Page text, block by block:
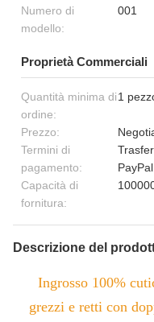
Numero di
modello:
001
Proprietà Commerciali
Quantità minima di
ordine:
1
Prezzo:
Termini di
pagamento:
PayPal.
Capacità di
fornitura:
Descrizione del
Ingrosso 100%
grezzi e retti con